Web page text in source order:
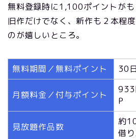
無料登録時に1,100ポイントが
旧作だけでなく、新作も２本程
のが嬉しいところ。
無料期間／無料ポイント 30
月額料金／付与ポイント
933
P
見放題作品数
約
借